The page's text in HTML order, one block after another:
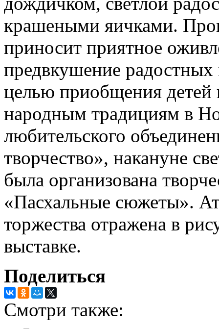
крашеными яичками.
приносит приятное
предвкушение
целью приобщения детей
народным традициям в
любительского
творчество», накануне
была организована
«Пасхальные сюжеты».
торжества отражена в
выставке.
Поделиться
Смотри также: